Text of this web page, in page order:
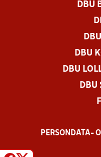
DBU
DBU
DBU
PERSONDATA-